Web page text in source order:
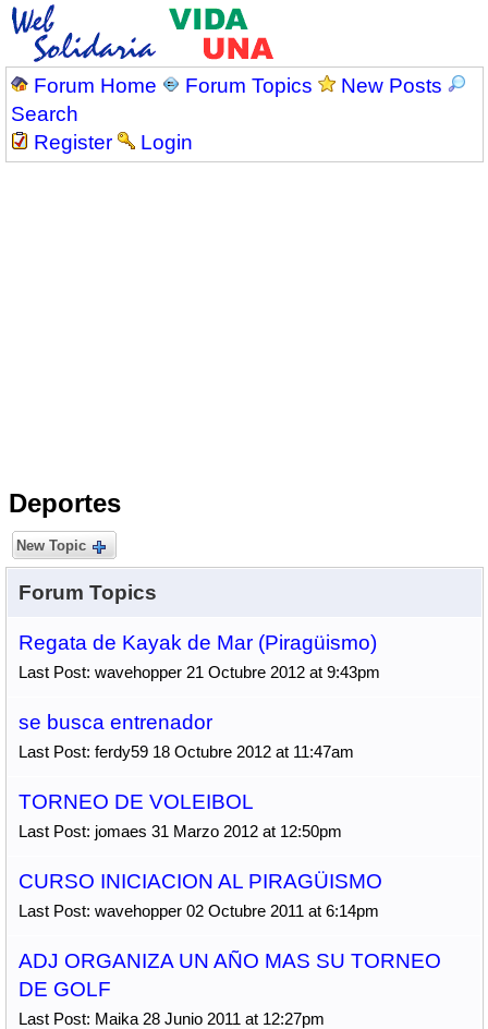
Forum Home Forum Topics
New Posts
Search
Register
Login
Deportes
New Topic
Forum Topics
Regata de Kayak de Mar (Piragüismo)
Last Post: wavehopper 21 Octubre 2012 at 9:43pm
se busca entrenador
Last Post: ferdy59 18 Octubre 2012 at 11:47am
TORNEO DE VOLEIBOL
Last Post: jomaes 31 Marzo 2012 at 12:50pm
CURSO INICIACION AL PIRAGÜISMO
Last Post: wavehopper 02 Octubre 2011 at 6:14pm
ADJ ORGANIZA UN AÑO MAS SU TORNEO
DE GOLF
Last Post: Maika 28 Junio 2011 at 12:27pm